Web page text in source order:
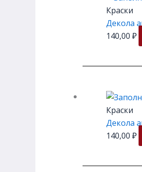
Краски
Декола
140,00 ₽
Краски
Декола
140,00 ₽